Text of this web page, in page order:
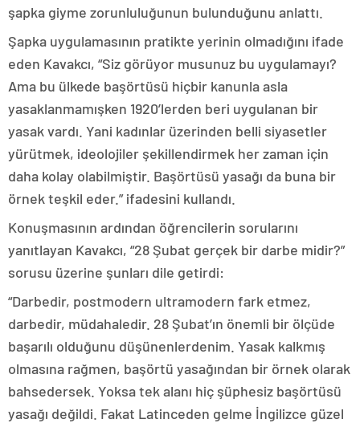
şapka giyme zorunluluğunun bulunduğunu anlattı.
Şapka uygulamasının pratikte yerinin olmadığını ifade
eden Kavakcı, “Siz görüyor musunuz bu uygulamayı?
Ama bu ülkede başörtüsü hiçbir kanunla asla
yasaklanmamışken 1920’lerden beri uygulanan bir
yasak vardı. Yani kadınlar üzerinden belli siyasetler
yürütmek, ideolojiler şekillendirmek her zaman için
daha kolay olabilmiştir. Başörtüsü yasağı da buna bir
örnek teşkil eder.” ifadesini kullandı.
Konuşmasının ardından öğrencilerin sorularını
yanıtlayan Kavakcı, “28 Şubat gerçek bir darbe midir?”
sorusu üzerine şunları dile getirdi:
“Darbedir, postmodern ultramodern fark etmez,
darbedir, müdahaledir. 28 Şubat’ın önemli bir ölçüde
başarılı olduğunu düşünenlerdenim. Yasak kalkmış
olmasına rağmen, başörtü yasağından bir örnek olarak
bahsedersek. Yoksa tek alanı hiç şüphesiz başörtüsü
yasağı değildi. Fakat Latinceden gelme İngilizce güzel